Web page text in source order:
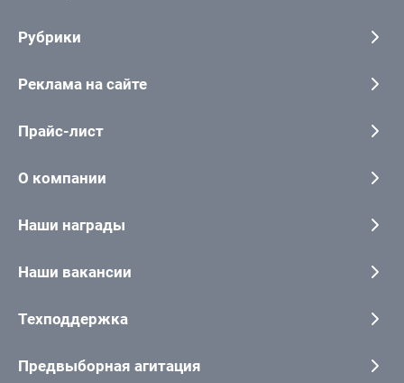
Рубрики
Реклама на сайте
Прайс-лист
О компании
Наши награды
Наши вакансии
Техподдержка
Предвыборная агитация